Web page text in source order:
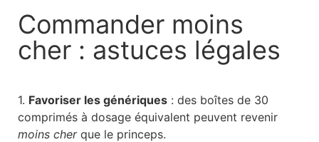
Commander moins
cher : astuces légales
1. Favoriser les génériques : des boîtes de 30
comprimés à dosage équivalent peuvent revenir
moins cherque le princeps.